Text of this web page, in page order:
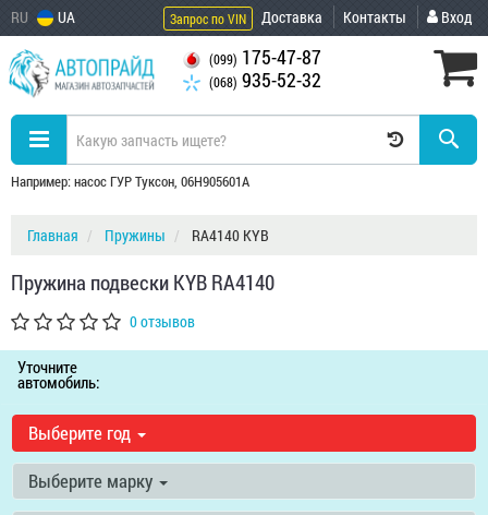
RU UA Запрос по VIN Доставка Контакты Вход
(099) 175-47-87
(068) 935-52-32
Например: насос ГУР Туксон, 06H905601A
Главная Пружины RA4140 KYB
Пружина подвески KYB RA4140
0 отзывов
Уточните
автомобиль:
Выберите год
Выберите марку